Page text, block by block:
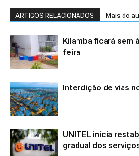
ARTIGOS RELACIONADOS Mais do
Kilamba ficará sem
feira
Interdição de vias
UNITEL inicia
gradual dos